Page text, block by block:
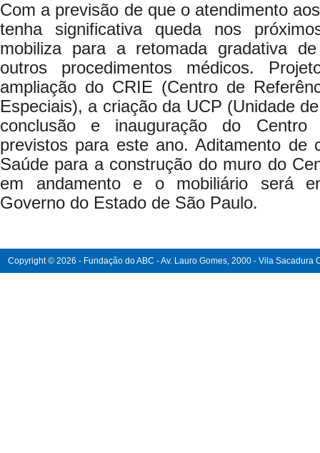
Com a previsão de que o atendimento
tenha significativa queda nos
mobiliza para a retomada gradativa
outros procedimentos médicos.
ampliação do CRIE (Centro de
Especiais), a criação da UCP (Unidade
conclusão e inauguração do Centro
previstos para este ano. Aditamento de
Saúde para a construção do muro do
em andamento e o mobiliário será
Governo do Estado de São Paulo.
Copyright © 2026 - Fundação do ABC - Av. Lauro Gomes, 2000 - Vila